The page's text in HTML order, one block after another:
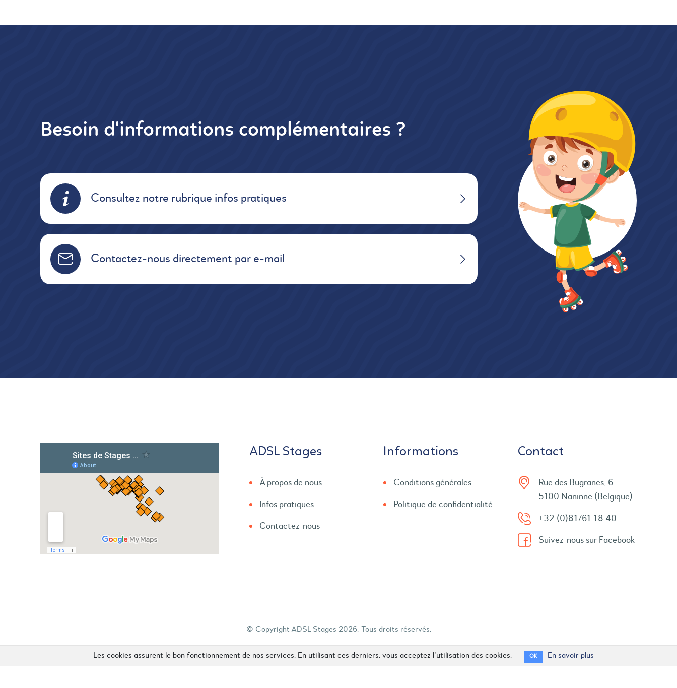
Les cookies assurent le bon fonctionnement de nos services. En utilisant ces derniers, vous acceptez l'utilisation des cookies. OK En savoir plus
Besoin d'informations complémentaires ?
Consultez notre rubrique infos pratiques
Contactez-nous directement par e-mail
ADSL Stages
À propos de nous
Infos pratiques
Contactez-nous
Informations
Conditions générales
Politique de confidentialité
Contact
Rue des Bugranes, 6
5100 Naninne (Belgique)
+32 (0)81/61.18.40
Suivez-nous sur Facebook
© Copyright ADSL Stages 2026. Tous droits réservés.